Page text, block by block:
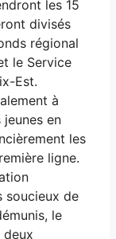
les 15
divisés
régional
le Service
Est.
à
jeunes en
les
ligne.
soucieux de
le
deux